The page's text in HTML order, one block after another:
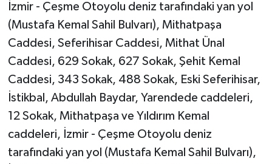
İzmir - Çeşme Otoyolu deniz tarafındaki yan yol
(Mustafa Kemal Sahil Bulvarı), Mithatpaşa
Caddesi, Seferihisar Caddesi, Mithat Ünal
Caddesi, 629 Sokak, 627 Sokak, Şehit Kemal
Caddesi, 343 Sokak, 488 Sokak, Eski Seferihisar,
İstikbal, Abdullah Baydar, Yarendede caddeleri,
12 Sokak, Mithatpaşa ve Yıldırım Kemal
caddeleri, İzmir - Çeşme Otoyolu deniz
tarafındaki yan yol (Mustafa Kemal Sahil Bulvarı),